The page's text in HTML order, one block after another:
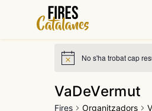
No s'ha trobat cap
VaDeVermut
Fires Organitzadors